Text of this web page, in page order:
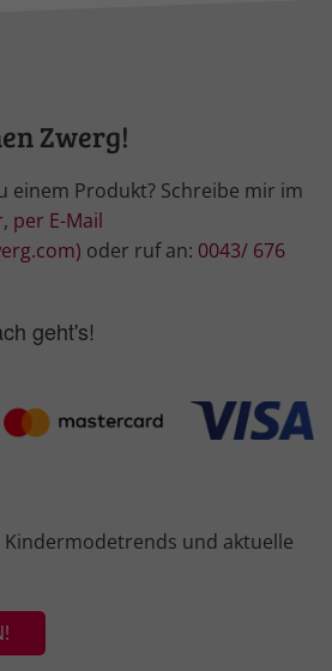
Zwerg!
einem Produkt? Schreibe mir im
, per E-Mail
oder ruf an: 0043/ 676
geht's!
und aktuelle